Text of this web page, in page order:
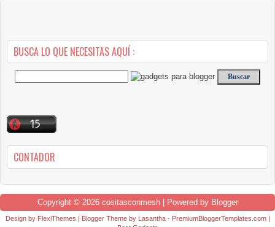
BUSCA LO QUE NECESITAS AQUÍ :
CONTADOR
Copyright © 2026 cositasconmesh| Powered by Blogger
Design by FlexiThemes | Blogger Theme by Lasantha- PremiumBloggerTemplates.com|